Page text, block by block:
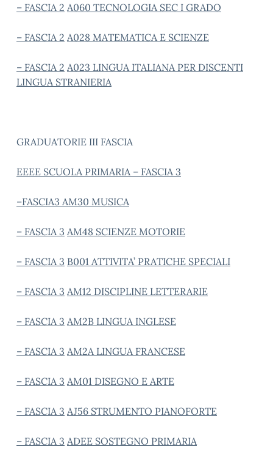
– FASCIA 2 A060 TECNOLOGIA SEC I GRADO
– FASCIA 2 A028 MATEMATICA E SCIENZE
– FASCIA 2 A023 LINGUA ITALIANA PER DISCENTI
LINGUA STRANIERIA
GRADUATORIE III FASCIA
EEEE SCUOLA PRIMARIA – FASCIA 3
–FASCIA3 AM30 MUSICA
– FASCIA 3 AM48 SCIENZE MOTORIE
– FASCIA 3 B001 ATTIVITA’ PRATICHE SPECIALI
– FASCIA 3 AM12 DISCIPLINE LETTERARIE
– FASCIA 3 AM2B LINGUA INGLESE
– FASCIA 3 AM2A LINGUA FRANCESE
– FASCIA 3 AM01 DISEGNO E ARTE
– FASCIA 3 AJ56 STRUMENTO PIANOFORTE
– FASCIA 3 ADEE SOSTEGNO PRIMARIA